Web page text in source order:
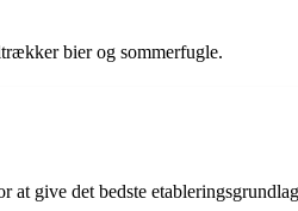
bier og sommerfugle.
give det bedste